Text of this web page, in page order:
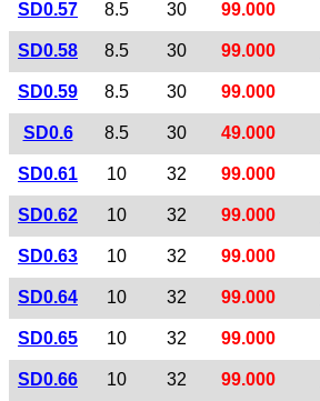
SD0.57 8.5 30 99.000
SD0.58 8.5 30 99.000
SD0.59 8.5 30 99.000
SD0.6 8.5 30 49.000
SD0.61 10 32 99.000
SD0.62 10 32 99.000
SD0.63 10 32 99.000
SD0.64 10 32 99.000
SD0.65 10 32 99.000
SD0.66 10 32 99.000